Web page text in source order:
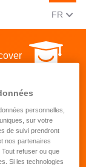
FR
personnelles,
sur votre
de suivi prendront
nos partenaires
refuser ou que
Si les technologies